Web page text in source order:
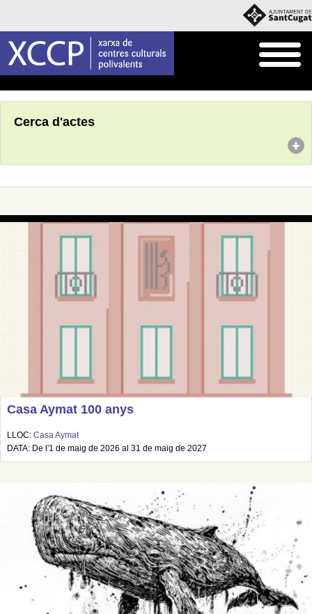
Cerca d'actes
Casa Aymat 100 anys
LLOC: Casa Aymat
DATA: De l'1 de maig de 2026 al 31 de maig de 2027